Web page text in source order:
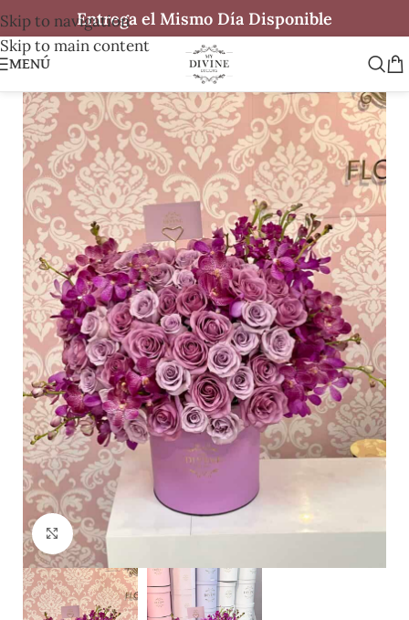
Skip to navigation
Skip to main content
Entrega el Mismo Día Disponible
MENÚ
Clic para ampliar